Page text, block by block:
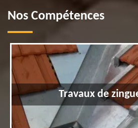
Nos Compétences
Travaux de